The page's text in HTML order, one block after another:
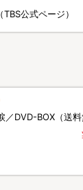
公式ページ）
DVD-BOX（送料